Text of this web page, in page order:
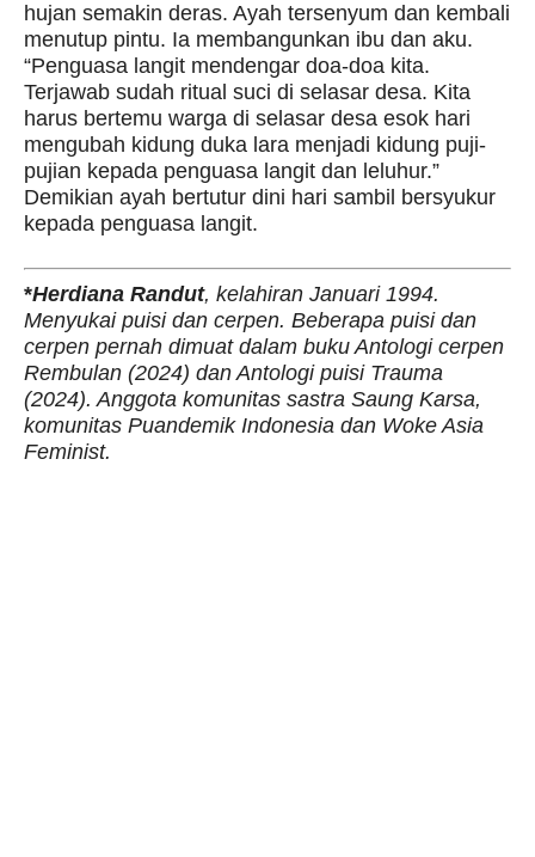
hujan semakin deras. Ayah tersenyum dan kembali
menutup pintu. Ia membangunkan ibu dan aku.
“Penguasa langit mendengar doa-doa kita.
Terjawab sudah ritual suci di selasar desa. Kita
harus bertemu warga di selasar desa esok hari
mengubah kidung duka lara menjadi kidung puji-
pujian kepada penguasa langit dan leluhur.”
Demikian ayah bertutur dini hari sambil bersyukur
kepada penguasa langit.
*Herdiana Randut, kelahiran Januari 1994.
Menyukai puisi dan cerpen. Beberapa puisi dan
cerpen pernah dimuat dalam buku Antologi cerpen
Rembulan (2024) dan Antologi puisi Trauma
(2024). Anggota komunitas sastra Saung Karsa,
komunitas Puandemik Indonesia dan Woke Asia
Feminist.